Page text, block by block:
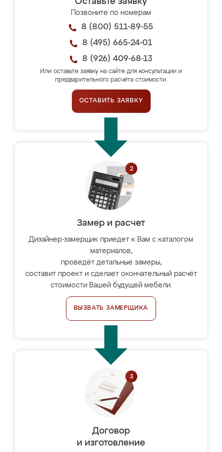
Позвоните по номерам
8 (800) 511-89-55
8 (495) 665-24-01
8 (926) 409-68-13
Или оставьте заявку на сайте для консультации и
предварительного расчёта стоимости.
ОСТАВИТЬ ЗАЯВКУ
Замер и расчет
Дизайнер-замерщик приедет к Вам с каталогом
материалов,
проведёт детальные замеры,
составит проект и сделает окончательный расчёт
стоимости Вашей будущей мебели.
ВЫЗВАТЬ ЗАМЕРЩИКА
Договор
и изготовление